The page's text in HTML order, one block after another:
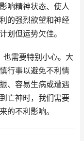
响精神状态、使人
的强烈欲望和神经
划但运势欠佳。
也需要特别小心。大
行事以避免不利情
、容易生病或遭遇
亡神时，我们需要
的不利影响。